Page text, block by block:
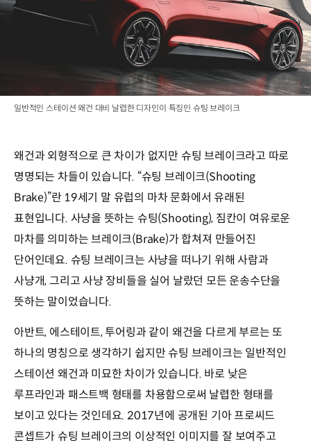
일반적인 스테이션 왜건 대비 날렵한 디자인이 특징인 슈팅 브레이크
왜건과 외형적으로 큰 차이가 없지만 슈팅 브레이크라고 따로
명명되는 차들이 있습니다. “슈팅 브레이크(Shooting
Brake)”란 19세기 말 유럽의 마차 문화에서 유래된
표현입니다. 사냥을 뜻하는 슈팅(Shooting), 짐칸이 여유로운
마차를 의미하는 브레이크(Brake)가 합쳐져 만들어진
단어인데요. 슈팅 브레이크는 사냥을 떠나기 위해 사람과
사냥개, 그리고 사냥 장비들을 실어 날랐던 모든 운송수단을
뜻하는 말이었습니다.
아반트, 에스테이트, 투어링과 같이 왜건을 다르게 부르는 또
하나의 명칭으로 생각하기 쉽지만 슈팅 브레이크는 일반적인
스테이션 왜건과 미묘한 차이가 있습니다. 바로 낮은
루프라인과 패스트백 형태를 차용함으로써 날렵한 형태를
보이고 있다는 것인데요. 2017년에 공개된 기아 프로씨드
콘셉트가 슈팅 브레이크의 이상적인 이미지를 잘 보여주고